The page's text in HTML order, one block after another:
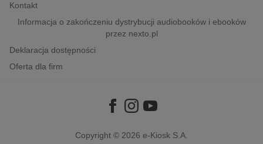
Kontakt
Informacja o zakończeniu dystrybucji audiobooków i ebooków
przez nexto.pl
Deklaracja dostępności
Oferta dla firm
Copyright © 2026 e-Kiosk S.A.